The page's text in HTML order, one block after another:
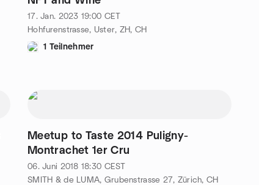
17. Jan. 2023 19:00 CET
Hohfurenstrasse, Uster, ZH, CH
1 Teilnehmer
Meetup to Taste 2014 Puligny-
Montrachet 1er Cru
06. Juni 2018 18:30 CEST
SMITH & de LUMA, Grubenstrasse 27, Zürich, CH